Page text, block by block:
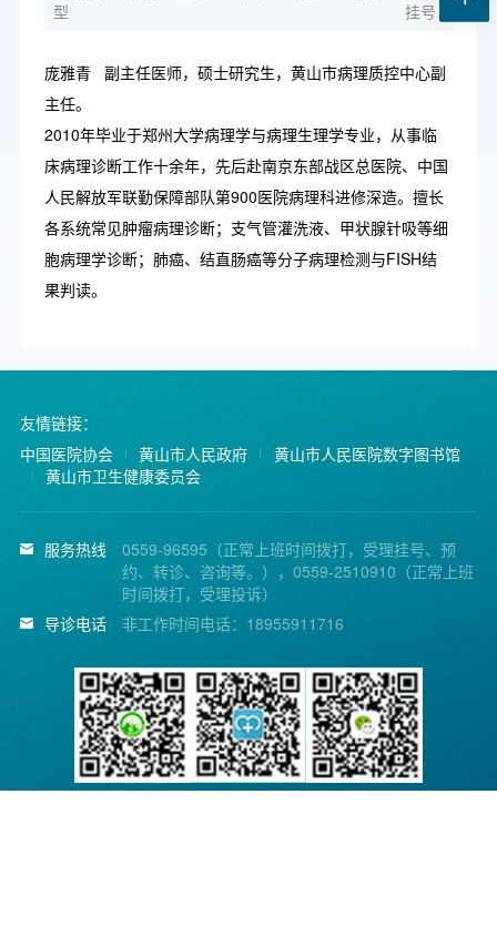
型
挂号
庞雅青 副主任医师，硕士研究生，黄山市病理质控中心副
主任。
2010年毕业于郑州大学病理学与病理生理学专业，从事临
床病理诊断工作十余年，先后赴南京东部战区总医院、中国
人民解放军联勤保障部队第900医院病理科进修深造。擅长
各系统常见肿瘤病理诊断；支气管灌洗液、甲状腺针吸等细
胞病理学诊断；肺癌、结直肠癌等分子病理检测与FISH结
果判读。
友情链接：
中国医院协会
黄山市人民政府
黄山市人民医院数字图书馆
黄山市卫生健康委员会
服务热线
0559-96595（正常上班时间拨打，受理挂号、预
约、转诊、咨询等。），0559-2510910（正常上班
时间拨打，受理投诉）
导诊电话
非工作时间电话：18955911716